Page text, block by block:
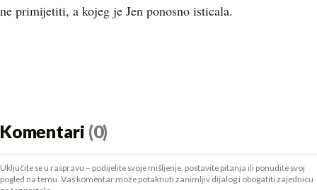
ne primijetiti, a kojeg je Jen ponosno isticala.
Komentari (0)
Uključite se u raspravu – podijelite svoje mišljenje, postavite pitanja ili ponudite svoj
pogled na temu. Vaš komentar može potaknuti zanimljiv dijalog i obogatiti zajednicu